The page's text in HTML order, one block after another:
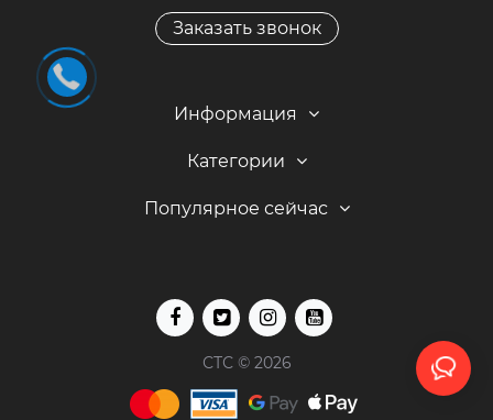
Заказать звонок
Информация
Категории
Популярное сейчас
СТС © 2026